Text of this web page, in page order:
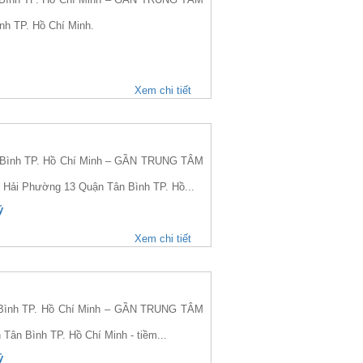
TP. Hồ Chí Minh.
Xem chi tiết
TP. Hồ Chí Minh – GẦN TRUNG TÂM
Phường 13 Quận Tân Bình TP. Hồ...
Xem chi tiết
TP. Hồ Chí Minh – GẦN TRUNG TÂM
Bình TP. Hồ Chí Minh - tiềm...